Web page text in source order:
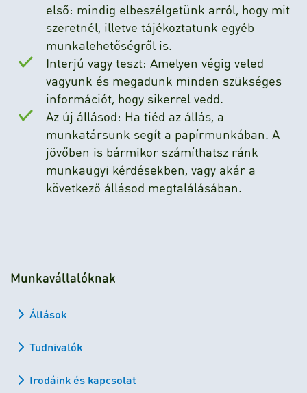
első: mindig elbeszélgetünk arról, hogy mit
szeretnél, illetve tájékoztatunk egyéb
munkalehetőségről is.
Interjú vagy teszt: Amelyen végig veled
vagyunk és megadunk minden szükséges
információt, hogy sikerrel vedd.
Az új állásod: Ha tiéd az állás, a
munkatársunk segít a papírmunkában. A
jövőben is bármikor számíthatsz ránk
munkaügyi kérdésekben, vagy akár a
következő állásod megtalálásában.
Munkavállalóknak
Állások
Tudnivalók
Irodáink és kapcsolat